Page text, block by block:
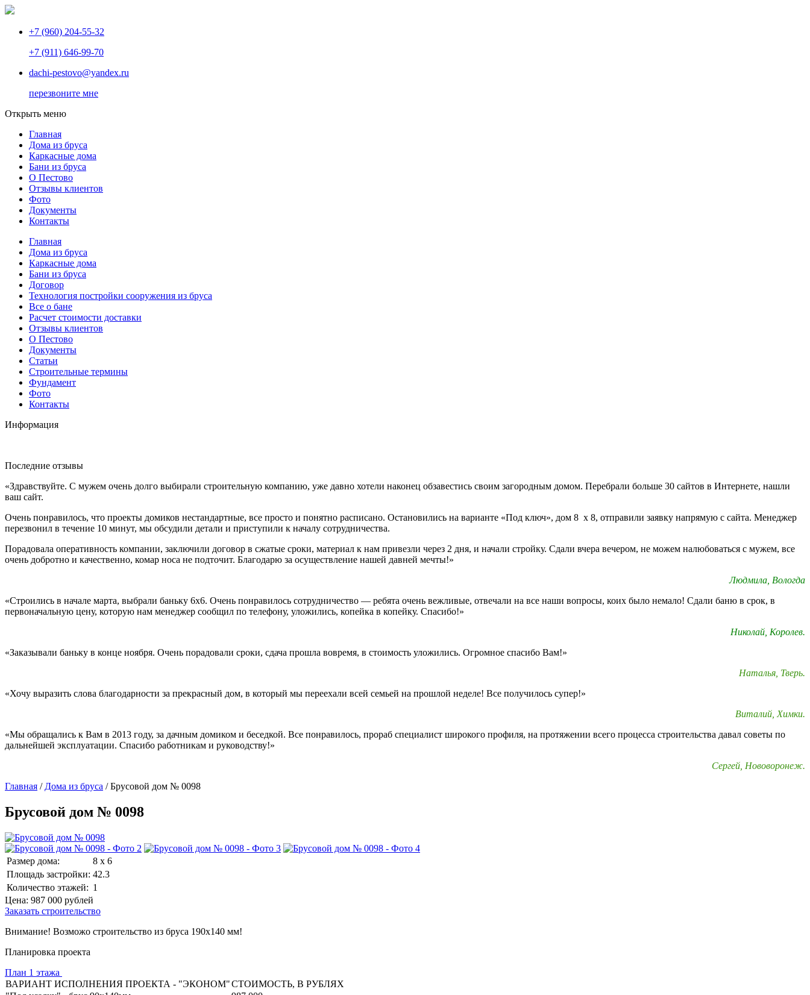
+7 (960) 204-55-32
+7 (911) 646-99-70
dachi-pestovo@yandex.ru
перезвоните мне
Открыть меню
Главная
Дома из бруса
Каркасные дома
Бани из бруса
О Пестово
Отзывы клиентов
Фото
Документы
Контакты
Главная
Дома из бруса
Каркасные дома
Бани из бруса
Договор
Технология постройки сооружения из бруса
Все о бане
Расчет стоимости доставки
Отзывы клиентов
О Пестово
Документы
Статьи
Строительные термины
Фундамент
Фото
Контакты
Информация
Последние отзывы
«Здравствуйте. С мужем очень долго выбирали строительную компанию, уже давно хотели наконец обзавестись своим загородным домом. Перебрали больше 30 сайтов в Интернете, нашли
ваш сайт.
Очень понравилось, что проекты домиков нестандартные, все просто и понятно расписано. Остановились на варианте «Под ключ», дом 8 х 8, отправили заявку напрямую с сайта. Менеджер
перезвонил в течение 10 минут, мы обсудили детали и приступили к началу сотрудничества.
Порадовала оперативность компании, заключили договор в сжатые сроки, материал к нам привезли через 2 дня, и начали стройку. Сдали вчера вечером, не можем налюбоваться с мужем, все
очень добротно и качественно, комар носа не подточит. Благодарю за осуществление нашей давней мечты!»
Людмила, Вологда
«Строились в начале марта, выбрали баньку 6х6. Очень понравилось сотрудничество — ребята очень вежливые, отвечали на все наши вопросы, коих было немало! Сдали баню в срок, в
первоначальную цену, которую нам менеджер сообщил по телефону, уложились, копейка в копейку. Спасибо!»
Николай, Королев.
«Заказывали баньку в конце ноября. Очень порадовали сроки, сдача прошла вовремя, в стоимость уложились. Огромное спасибо Вам!»
Наталья, Тверь.
«Хочу выразить слова благодарности за прекрасный дом, в который мы переехали всей семьей на прошлой неделе! Все получилось супер!»
Виталий, Химки.
«Мы обращались к Вам в 2013 году, за дачным домиком и беседкой. Все понравилось, прораб специалист широкого профиля, на протяжении всего процесса строительства давал советы по
дальнейшей эксплуатации. Спасибо работникам и руководству!»
Сергей, Нововоронеж.
Главная / Дома из бруса /Брусовой дом № 0098
Брусовой дом № 0098
Размер дома:
8 x 6
Площадь застройки: 42.3
Количество этажей: 1
Цена: 987 000 рублей
Заказать строительство
Внимание! Возможо строительство из бруса 190х140 мм!
Планировка проекта
План 1 этажа
ВАРИАНТ ИСПОЛНЕНИЯ ПРОЕКТА - "ЭКОНОМ"СТОИМОСТЬ, В РУБЛЯХ